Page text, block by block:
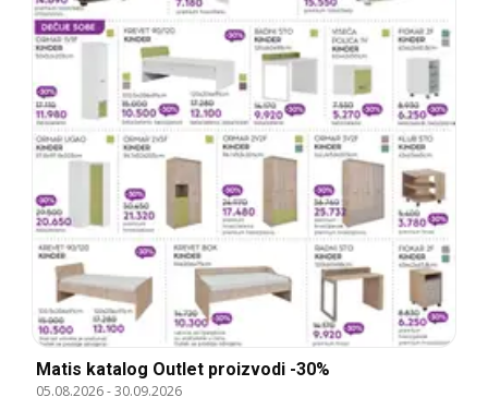
Matis katalog Outlet proizvodi -30%
05.08.2026-30.09.2026